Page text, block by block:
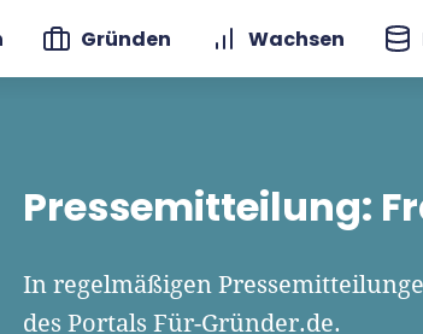
Gründen Wachsen
Pressemitteilung:
In regelmäßigen
des Portals Für-Gründer.de.